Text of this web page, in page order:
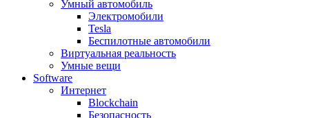
Умный автомобиль
Электромобили
Tesla
Беспилотные автомобили
Виртуальная реальность
Умные вещи
Software
Интернет
Blockchain
Безопасность